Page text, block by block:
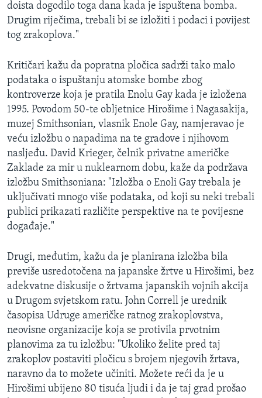
doista dogodilo toga dana kada je ispuštena bomba.
Drugim riječima, trebali bi se izložiti i podaci i povijest
tog zrakoplova."
Kritičari kažu da popratna pločica sadrži tako malo
podataka o ispuštanju atomske bombe zbog
kontroverze koja je pratila Enolu Gay kada je izložena
1995. Povodom 50-te obljetnice Hirošime i Nagasakija,
muzej Smithsonian, vlasnik Enole Gay, namjeravao je
veću izložbu o napadima na te gradove i njihovom
nasljeđu. David Krieger, čelnik privatne američke
Zaklade za mir u nuklearnom dobu, kaže da podržava
izložbu Smithsoniana: "Izložba o Enoli Gay trebala je
uključivati mnogo više podataka, od koji su neki trebali
publici prikazati različite perspektive na te povijesne
događaje."
Drugi, međutim, kažu da je planirana izložba bila
previše usredotočena na japanske žrtve u Hirošimi, bez
adekvatne diskusije o žrtvama japanskih vojnih akcija
u Drugom svjetskom ratu. John Correll je urednik
časopisa Udruge američke ratnog zrakoplovstva,
neovisne organizacije koja se protivila prvotnim
planovima za tu izložbu: "Ukoliko želite pred taj
zrakoplov postaviti pločicu s brojem njegovih žrtava,
naravno da to možete učiniti. Možete reći da je u
Hirošimi ubijeno 80 tisuća ljudi i da je taj grad prošao